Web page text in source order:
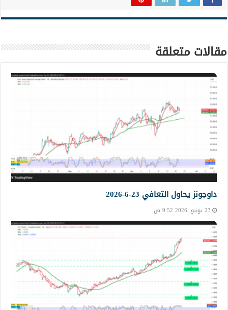
مقالات متعلقة
داوجونز يحاول التعافي 23-6-2026
23 يونيو, 2026 9:52 ص